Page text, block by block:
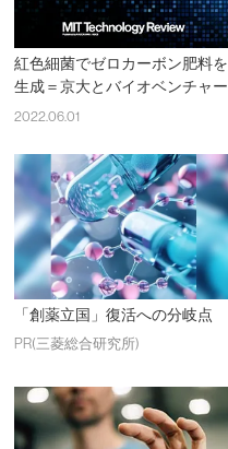
紅色細菌でゼロカーボン肥料を
生成＝京大とバイオベンチャー
2022.06.01
「創薬立国」復活への分岐点
PR(三菱総合研究所)